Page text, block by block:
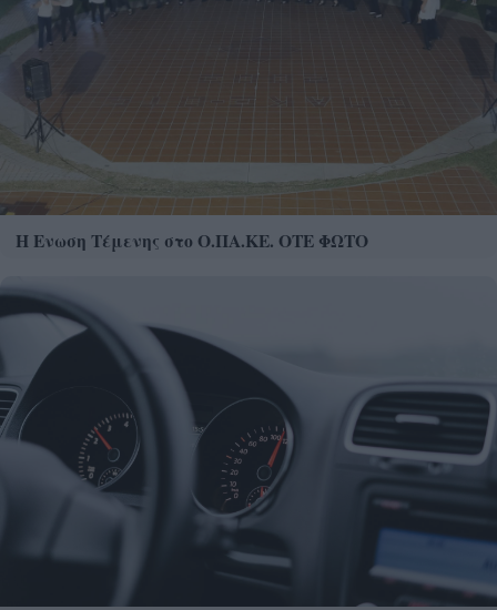
Η Ενωση Τέμενης στο Ο.ΠΑ.ΚΕ. ΟΤΕ ΦΩΤΟ